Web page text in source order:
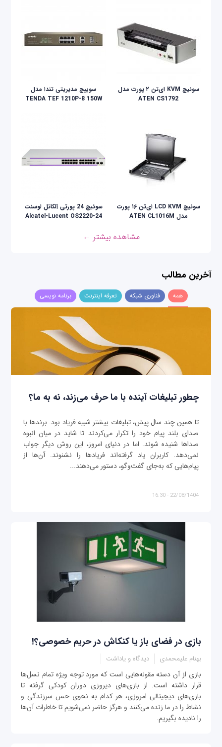
سوئیچ KVM ای‌تن ۲ پورت مدل
ATEN CS1792
سوییچ مدیریتی تندا مدل
TENDA TEF 1210P-8 150W
سوئيچ LCD KVM ای‌تن ۱۶ پورت
مدل ATEN CL1016M
سوئیچ 24 پورتی آلکاتل لوسنت
Alcatel-Lucent OS2220-24
مشاهده بیشتر ←
آخرین مطالب
همه فناوری شبکه تعرفه اینترنت برنامه نویسی
چطور تبلیغات آینده با ما حرف می‌زند، نه به ما؟
تا همین چند سال پیش، تبلیغات بیشتر شبیه فریاد بود. برندها با
صدای بلند پیام خود را تکرار می‌کردند تا شاید در میان انبوه
صداها شنیده شوند. اما در دنیای امروز، این روش دیگر جواب
نمی‌دهد. کاربران یاد گرفته‌اند فریادها را نشنوند. آن‌ها از
پیام‌هایی که به‌جای گفت‌وگو، دستور می‌دهند...
22/08/1404 - 16:30
بازی در فضای باز یا کنکاش در حریم خصوصی؟!
بهنام علیمحمدی دیدگاه و یاداشت
بازی از آن دسته مقوله‌هایی است که مورد توجه ویژه تمام نسل‌ها
قرار داشته است. از بازی‌های دیروزی دوران کودکی گرفته تا
بازی‌های دیجیتالی امروزی، هر کدام به نحوی حس سرزندگی و
نشاط را در ما زنده می‌کنند و هرگز حاضر نمی‌شویم تا خاطرات آن‌ها
را نادیده بگیریم.